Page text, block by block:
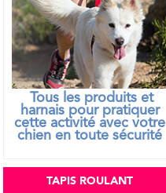
Tous les produits et
harnais pour pratiquer
cette activité avec votre
chien en toute sécurité
TAPIS ROULANT